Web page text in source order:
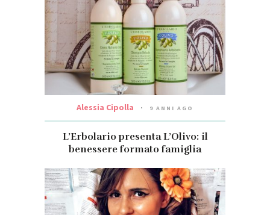
Alessia Cipolla 9 ANNI AGO
L’Erbolario presenta L’Olivo: il
benessere formato famiglia